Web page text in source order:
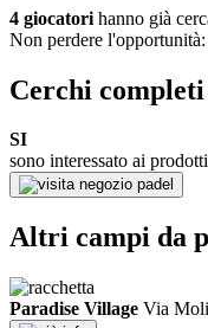
4 giocatori hanno già
Non perdere l'opportunità:
Cerchi
SI
sono interessato ai prodotti
negozio padel
Altri campi da
Paradise Village Via